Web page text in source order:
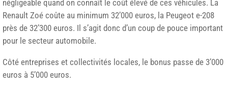
négligeable quand on connaît le coût élevé de ces véhicules. La
Renault Zoé coûte au minimum 32’000 euros, la Peugeot e-208
près de 32’300 euros. Il s’agit donc d’un coup de pouce important
pour le secteur automobile.
Côté entreprises et collectivités locales, le bonus passe de 3’000
euros à 5’000 euros.